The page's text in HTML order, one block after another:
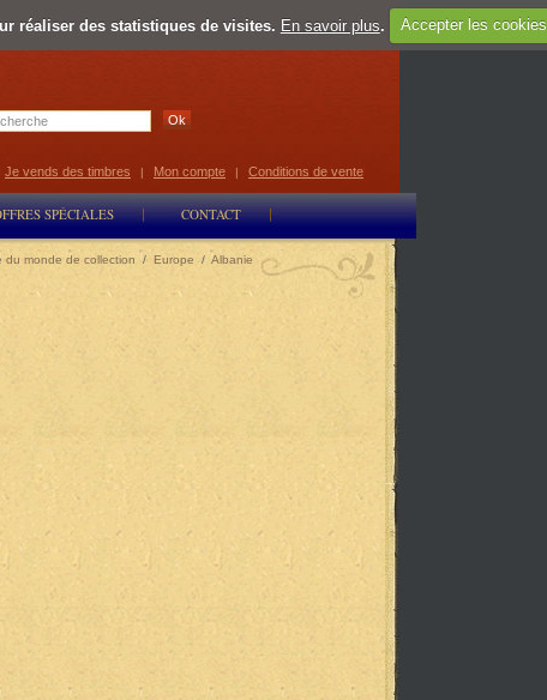
réaliser des statistiques de visites. En savoir plus. Accepter les cookies
Select Language ▼
SPÉCIALES CONTACT
Je vends des timbres | Mon compte | Conditions de vente
du monde de collection / Europe / Albanie